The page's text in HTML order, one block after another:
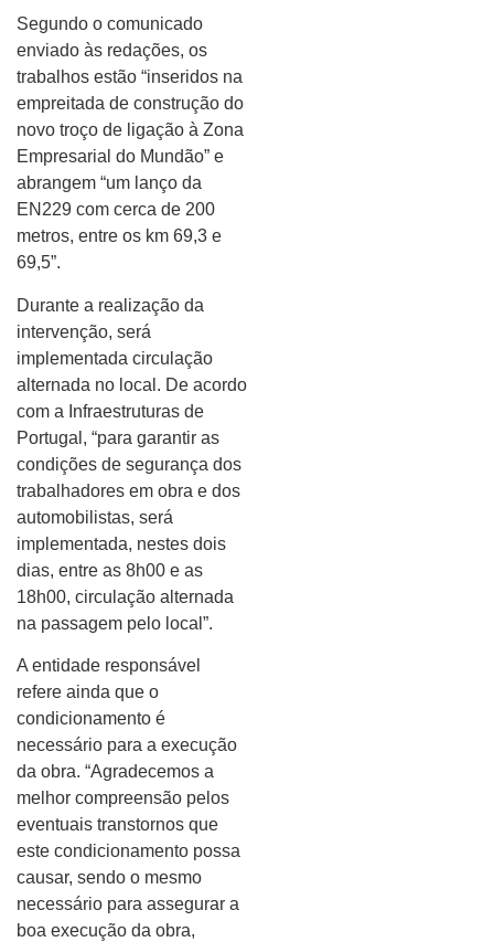
Segundo o comunicado
enviado às redações, os
trabalhos estão “inseridos na
empreitada de construção do
novo troço de ligação à Zona
Empresarial do Mundão” e
abrangem “um lanço da
EN229 com cerca de 200
metros, entre os km 69,3 e
69,5”.
Durante a realização da
intervenção, será
implementada circulação
alternada no local. De acordo
com a Infraestruturas de
Portugal, “para garantir as
condições de segurança dos
trabalhadores em obra e dos
automobilistas, será
implementada, nestes dois
dias, entre as 8h00 e as
18h00, circulação alternada
na passagem pelo local”.
A entidade responsável
refere ainda que o
condicionamento é
necessário para a execução
da obra. “Agradecemos a
melhor compreensão pelos
eventuais transtornos que
este condicionamento possa
causar, sendo o mesmo
necessário para assegurar a
boa execução da obra,